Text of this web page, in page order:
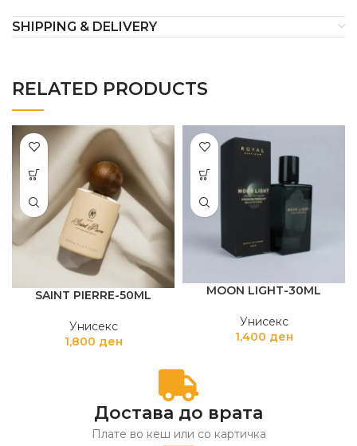
SHIPPING & DELIVERY
RELATED PRODUCTS
SAINT PIERRE-50ML
Унисекс
1,800 ден
MOON LIGHT-30ML
Унисекс
1,400 ден
Достава до врата
Плате во кеш или со картичка